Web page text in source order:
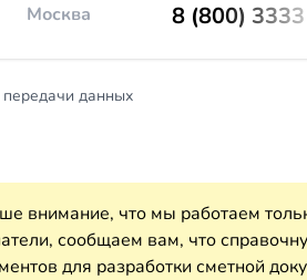
Москва 8 (800) 3333
данных
внимание, что мы работаем
сообщаем вам, что
для разработки сметной